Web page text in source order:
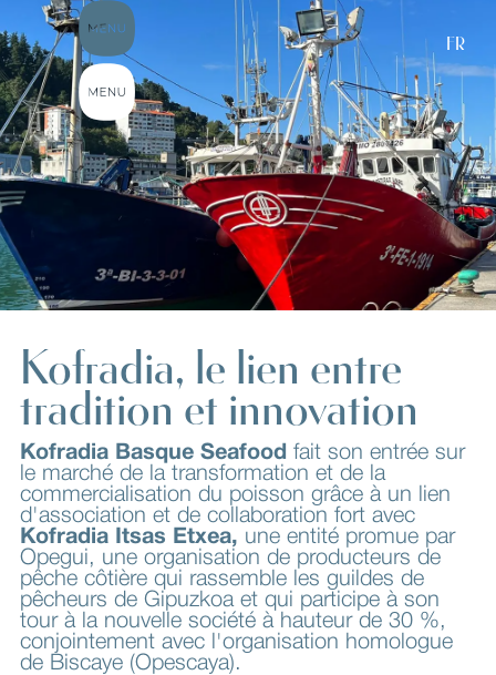
Kofradia, le lien entre
tradition et innovation
Kofradia Basque Seafood fait son entrée sur
le marché de la transformation et de la
commercialisation du poisson grâce à un lien
d'association et de collaboration fort avec
Kofradia Itsas Etxea, une entité promue par
Opegui, une organisation de producteurs de
pêche côtière qui rassemble les guildes de
pêcheurs de Gipuzkoa et qui participe à son
tour à la nouvelle société à hauteur de 30 %,
conjointement avec l'organisation homologue
de Biscaye (Opescaya).
FR